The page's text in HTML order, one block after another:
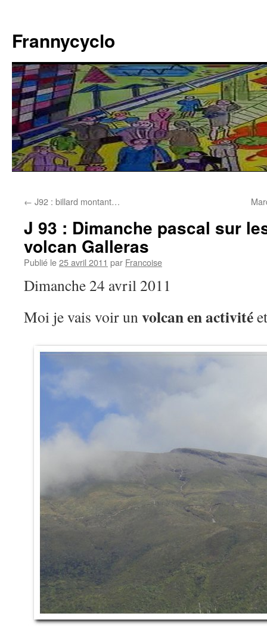
contenu
Frannycyclo
← J92 : billard montant…
J 93 : Dimanche pascal sur
volcan Galleras
Publié le25 avril 2011 par Francoise
Dimanche 24 avril 2011
Moi je vais voir unvolcan en activité